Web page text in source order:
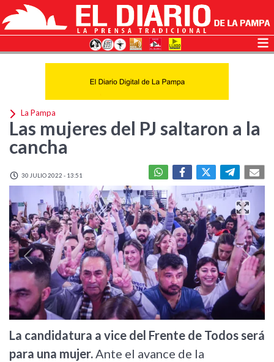
La Pampa
Las mujeres del PJ saltaron a la
cancha
30 JULIO 2022 - 13:51
Previous Next
La candidatura a vice del Frente de Todos será
para una mujer.Ante el avance de la